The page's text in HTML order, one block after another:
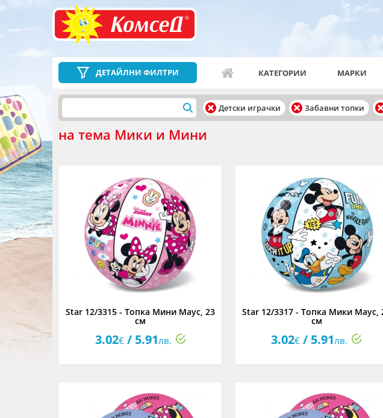
ДЕТАЙЛНИ ФИЛТРИ КАТЕГОРИИ МАРКИ
Детски играчки Забавни топки
на тема Мики и Мини
Star 12/3315 - Топка Мини Mаус, 23
см
3.02€/ 5.91лв.
Star 12/3317 - Топка Мики Маус,
см
3.02€ / 5.91лв.